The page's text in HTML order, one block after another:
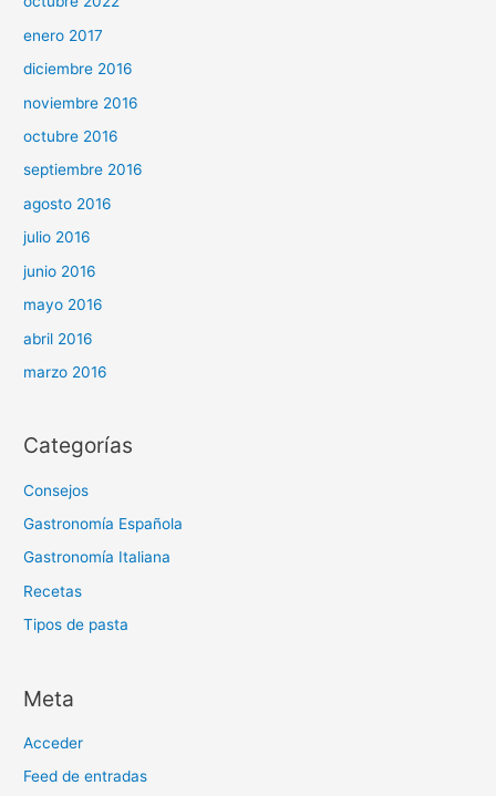
enero 2017
diciembre 2016
noviembre 2016
octubre 2016
septiembre 2016
agosto 2016
julio 2016
junio 2016
mayo 2016
abril 2016
marzo 2016
Categorías
Consejos
Gastronomía Española
Gastronomía Italiana
Recetas
Tipos de pasta
Meta
Acceder
Feed de entradas